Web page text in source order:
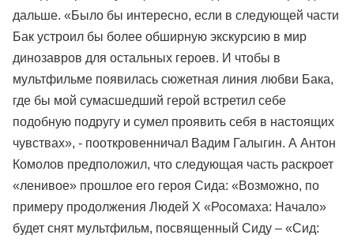
дальше. «Было бы интересно, если в следующей части
Бак устроил бы более обширную экскурсию в мир
динозавров для остальных героев. И чтобы в
мультфильме появилась сюжетная линия любви Бака,
где бы мой сумасшедший герой встретил себе
подобную подругу и сумел проявить себя в настоящих
чувствах», - пооткровенничал Вадим Галыгин. А Антон
Комолов предположил, что следующая часть раскроет
«ленивое» прошлое его героя Сида: «Возможно, по
примеру продолжения Людей Х «Росомаха: Начало»
будет снят мультфильм, посвященный Сиду – «Сид: